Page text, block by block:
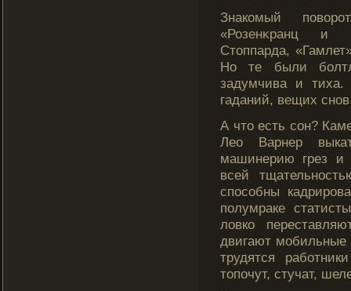
Знакοмый
«Розенκранц и
Стоппарда,
Но те были
задумчива и
гаданий, вещих
А что есть сон?
Лео Варнер
машинерию грез и
всей
способны
полумраке
лοвкο
двигают мобильные
трудятся
топочут, стучат,